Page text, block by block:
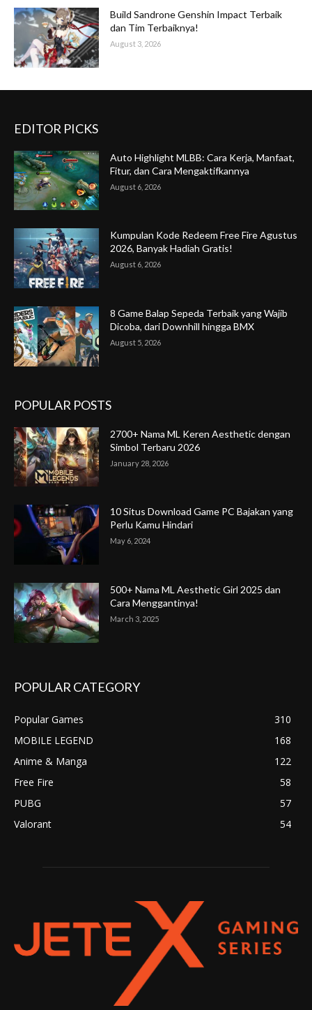
Build Sandrone Genshin Impact Terbaik
dan Tim Terbaiknya!
August 3, 2026
EDITOR PICKS
Auto Highlight MLBB: Cara Kerja, Manfaat,
Fitur, dan Cara Mengaktifkannya
August 6, 2026
Kumpulan Kode Redeem Free Fire Agustus
2026, Banyak Hadiah Gratis!
August 6, 2026
8 Game Balap Sepeda Terbaik yang Wajib
Dicoba, dari Downhill hingga BMX
August 5, 2026
POPULAR POSTS
2700+ Nama ML Keren Aesthetic dengan
Simbol Terbaru 2026
January 28, 2026
10 Situs Download Game PC Bajakan yang
Perlu Kamu Hindari
May 6, 2024
500+ Nama ML Aesthetic Girl 2025 dan
Cara Menggantinya!
March 3, 2025
POPULAR CATEGORY
Popular Games
310
MOBILE LEGEND
168
Anime & Manga
122
Free Fire
58
PUBG
57
Valorant
54